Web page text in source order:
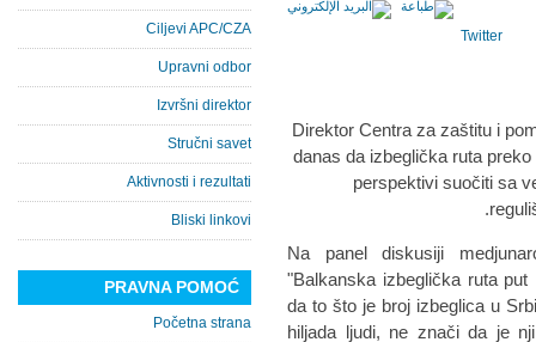
Twitter
Direktor Centra za zaštitu i
danas da izbeglička ruta
perspektivi suočiti sa
Na panel diskusiji
"Balkanska izbeglička ruta
da to što je broj izbeglica u
hiljada ljudi, ne znači da je
Ciljevi APC/CZA
Upravni odbor
Izvršni direktor
Stručni savet
Aktivnosti i rezultati
Bliski linkovi
PRAVNA POMOĆ
Početna strana